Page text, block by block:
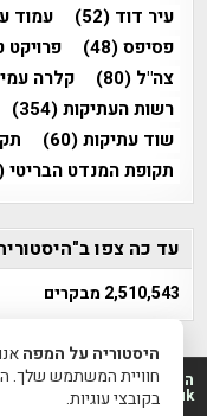
עיר דוד (52) עמוד
פסיפס(48) פרויקט
צה"ל (80) קלרה
רשות העתיקות(354)
שוד עתיקות(60)
תקופת המנדט הבריטי
עד כה צפו
2,510,543 מבקרים
| www.tegart.uk
היסטוריה על המפה
חוויית המשתמש שלך.
בקובצי עוגיות.